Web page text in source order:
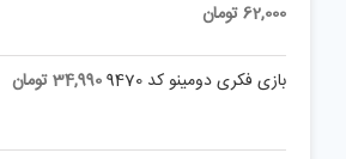
62,000تومان
بازی فکری دومینو کد 9470 34,990تومان